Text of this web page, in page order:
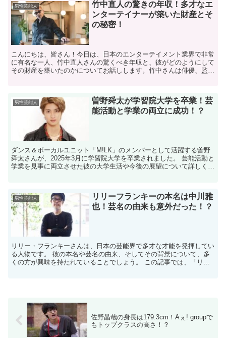
男性芸能人
竹中直人の驚きの年収！多才なエ
ンターテイナーが築いた財産とそ
の秘密！
こんにちは、皆さん！今日は、日本のエンターテイメント業界で非常
に有名な一人、竹中直人さんの驚くべき年収と、彼がどのようにして
その財産を築いたのかについてお話しします。竹中さんは俳優、監
男性芸能人
曽野舜太が学習院大学を卒業！芸
能活動と学業の両立に成功！？
ダンス＆ボーカルユニット「M!LK」のメンバーとして活躍する曽野
舜太さんが、2025年3月に学習院大学を卒業されました。​ 芸能活動と
学業を見事に両立させた彼の大学生活や今後の展望について詳しくご
男性芸能人
リリーフランキーの本名は中川雅
也！芸名の由来も意外だった！？
リリー・フランキーさんは、日本の芸能界で多才な才能を発揮してい
る人物です。 ​彼の本名や芸名の由来、そしてその背景について、多
くの方が興味を持たれていることでしょう。 ​この記事では、「リリ
佐野晶哉の身長は179.3cm！Aぇ! groupで
もトップクラスの高さ！？